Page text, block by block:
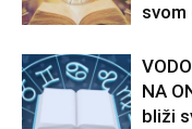
svom
NA
bliži